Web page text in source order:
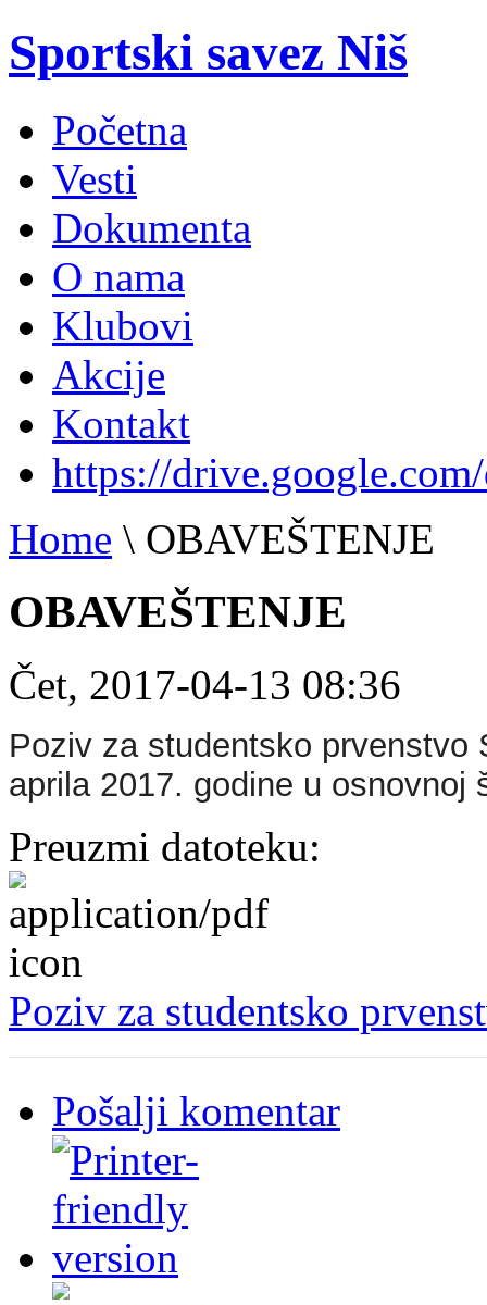
Sportski savez Niš
Početna
Vesti
Dokumenta
O nama
Klubovi
Akcije
Kontakt
https://
Home \ OBAVEŠTENJE
OBAVEŠTENJE
Čet, 2017-04-13 08:36
Poziv za studentsko prvenstvo
aprila 2017. godine u osnovnoj
Preuzmi datoteku:
Poziv za studentsko
Pošalji komentar